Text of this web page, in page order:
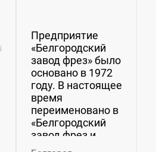
Предприятие
«Белгородский
завод фрез» было
основано в 1972
году. В настоящее
время
переименовано в
«Белгородский
завод фрез и
специнструмента».